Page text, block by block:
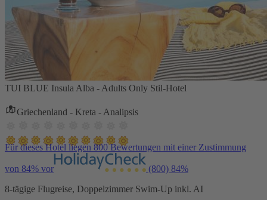
TUI BLUE Insula Alba - Adults Only Stil-Hotel
Griechenland - Kreta - Analipsis
Für dieses Hotel liegen 800 Bewertungen mit einer Zustimmung
von 84% vor (800) 84%
8-tägige Flugreise, Doppelzimmer Swim-Up inkl. AI